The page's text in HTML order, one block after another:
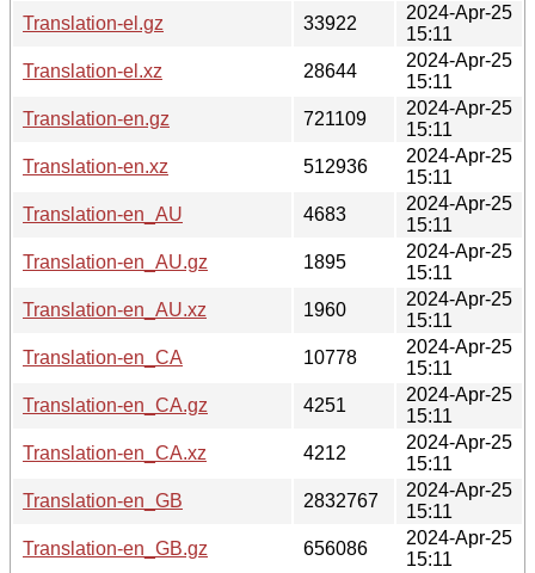
Translation-el.gz
33922
2024-Apr-25
15:11
Translation-el.xz
28644
2024-Apr-25
15:11
Translation-en.gz
721109
2024-Apr-25
15:11
Translation-en.xz
512936
2024-Apr-25
15:11
Translation-en_AU
4683
2024-Apr-25
15:11
Translation-en_AU.gz
1895
2024-Apr-25
15:11
Translation-en_AU.xz
1960
2024-Apr-25
15:11
Translation-en_CA
10778
2024-Apr-25
15:11
Translation-en_CA.gz
4251
2024-Apr-25
15:11
Translation-en_CA.xz
4212
2024-Apr-25
15:11
Translation-en_GB
2832767
2024-Apr-25
15:11
Translation-en_GB.gz
656086
2024-Apr-25
15:11